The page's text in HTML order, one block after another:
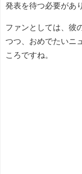
発表を待つ必要があ
ファンとしては、彼
つつ、おめでたいニ
ころですね。